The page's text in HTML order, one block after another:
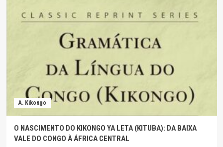
A. Kikongo
O NASCIMENTO DO KIKONGO YA LETA (KITUBA): DA BAIXA
VALE DO CONGO À ÁFRICA CENTRAL